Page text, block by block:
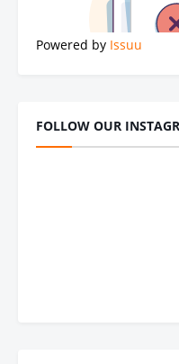
Powered by Issuu
FOLLOW OUR